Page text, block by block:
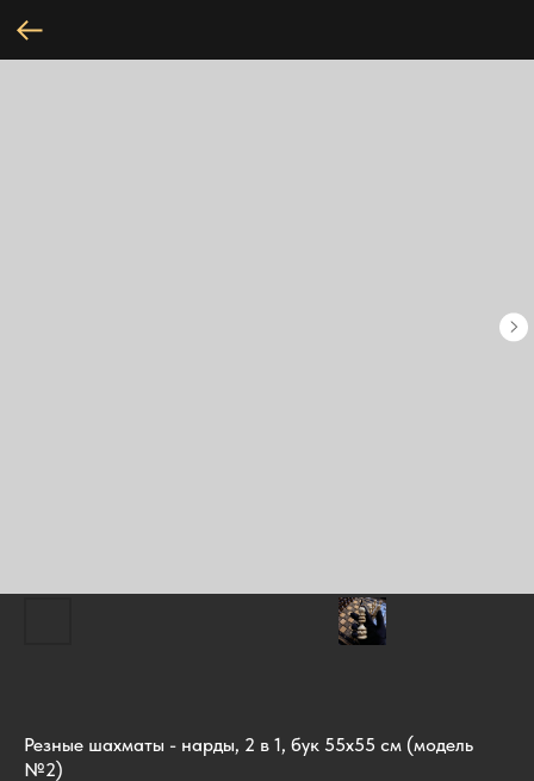
Резные шахматы - нарды, 2 в 1, бук 55х55 см (модель
№2)